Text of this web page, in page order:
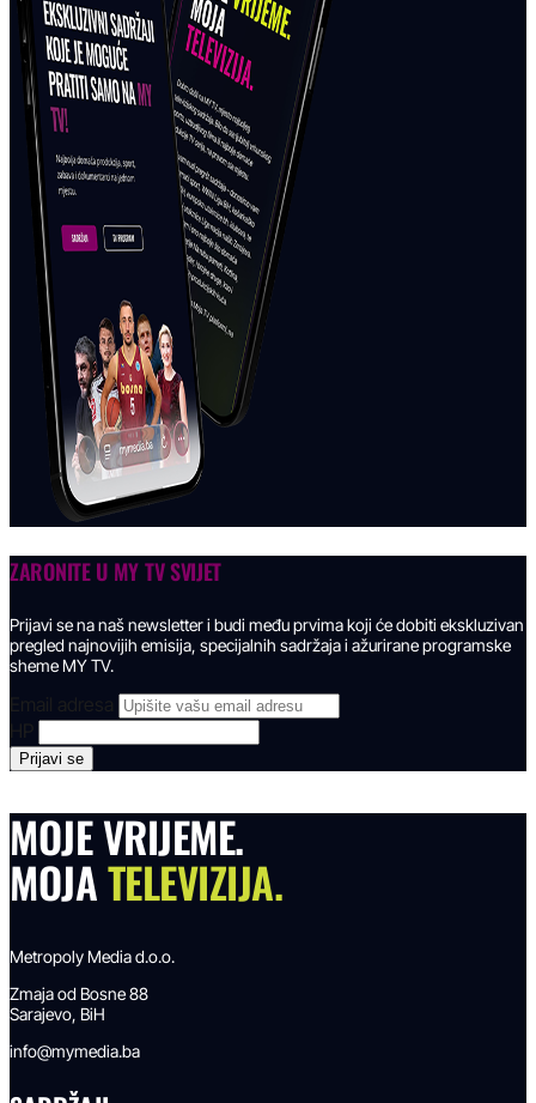
ZARONITE U MY TV SVIJET
Prijavi se na naš newsletter i budi među prvima koji će dobiti ekskluzivan
pregled najnovijih emisija, specijalnih sadržaja i ažurirane programske
sheme MY TV.
Email adresa
MOJE VRIJEME.
MOJATELEVIZIJA.
Metropoly Media d.o.o.
Zmaja od Bosne 88
Sarajevo, BiH
info@mymedia.ba